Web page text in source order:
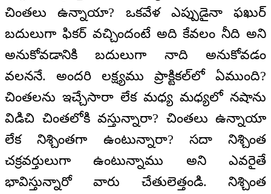
చింతలు ఉన్నాయా? ఒకవేళ ఎప్పుడైనా ఫఖుర్‌
బదులుగా ఫికర్‌ వచ్చిందంటే అది కేవలం నీది అని
అనుకోవడానికి బదులుగా నాది అనుకోవడం
వలననే. అందరి లక్ష్యము ప్రాక్టికల్‌లో ఏముంది?
చింతలను ఇచ్చేసారా లేక మధ్య మధ్యలో నషాను
విడిచి చింతలోకి వస్తున్నారా? చింతలు ఉన్నాయా
లేక నిశ్చింతగా ఉంటున్నారా? సదా నిశ్చింత
చక్రవర్తులుగా ఉంటున్నాము అని ఎవరైతే
భావిస్తున్నారో వారు చేతులెత్తండి. నిశ్చింత